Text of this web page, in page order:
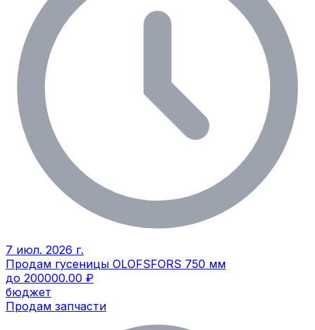
7 июл. 2026 г.
Продам гусеницы OLOFSFORS 750 мм
до 200000.00 ₽
бюджет
Продам запчасти